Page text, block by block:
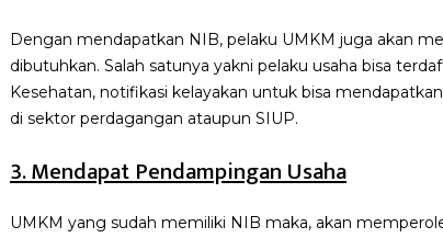
Dengan mendapatkan NIB, pelaku UMKM juga akan
dibutuhkan. Salah satunya yakni pelaku usaha bisa
Kesehatan, notifikasi kelayakan untuk bisa
di sektor perdagangan ataupun SIUP.
3. Mendapat Pendampingan Usaha
UMKM yang sudah memiliki NIB maka, akan